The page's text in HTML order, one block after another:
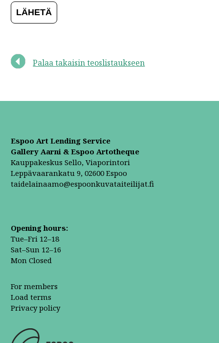
Palaa takaisin teoslistaukseen
Espoo Art Lending Service
Gallery Aarni & Espoo Artotheque
Kauppakeskus Sello, Viaporintori
Leppävaarankatu 9, 02600 Espoo
taidelainaamo@espoonkuvataiteilijat.fi
Opening hours:
Tue–Fri 12–18
Sat–Sun 12–16
Mon Closed
For members
Load terms
Privacy policy